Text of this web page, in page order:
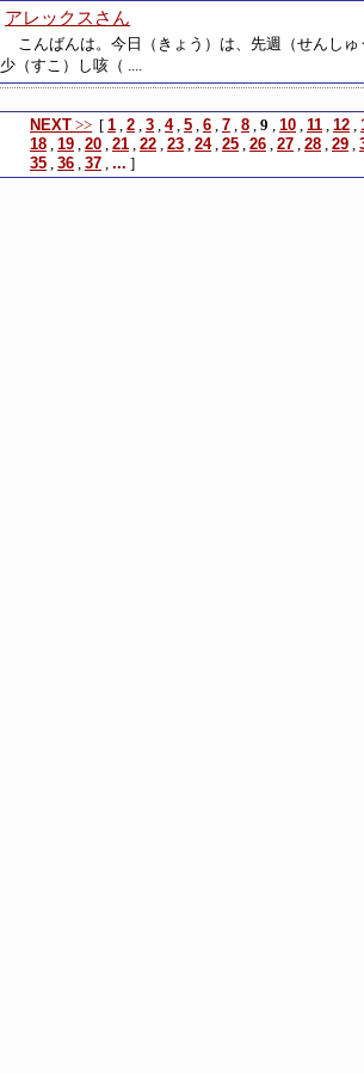
アレックスさん
こんばんは。今日（きょう）は、先週（せんしゅ
少（すこ）し咳（ ....
NEXT >> [ 1 , 2 , 3 , 4, 5 , 6 , 7 , 8 , 9 , 10 , 11 , 12 ,
18 , 19 , 20 , 21 , 22 , 23 , 24, 25 , 26 , 27 , 28 , 29 ,
35 , 36 , 37 , ... ]